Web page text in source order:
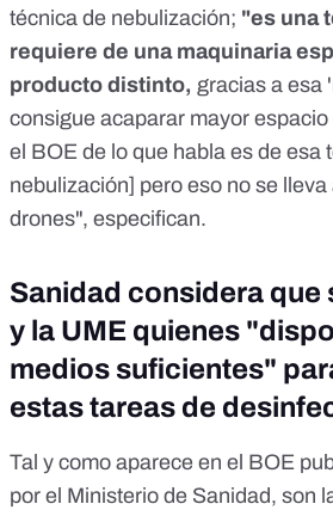
técnica de nebulización; "es una
requiere de una maquinaria
producto distinto, gracias a esa
consigue acaparar mayor
el BOE de lo que habla es de esa
nebulización] pero eso no se
drones", especifican.
Sanidad considera que
y la UME quienes
medios suficientes"
estas tareas de
Tal y como aparece en el BOE
por el Ministerio de Sanidad, son